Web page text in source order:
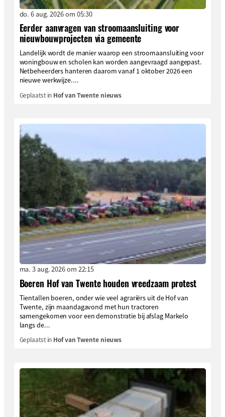
do. 6 aug. 2026 om 05:30
Eerder aanvragen van stroomaansluiting voor
nieuwbouwprojecten via gemeente
Landelijk wordt de manier waarop een stroomaansluiting voor
woningbouw en scholen kan worden aangevraagd aangepast.
Netbeheerders hanteren daarom vanaf 1 oktober 2026 een
nieuwe werkwijze....
Geplaatst in Hof van Twente nieuws
ma. 3 aug. 2026 om 22:15
Boeren Hof van Twente houden vreedzaam protest
Tientallen boeren, onder wie veel agrariërs uit de Hof van
Twente, zijn maandagavond met hun tractoren
samengekomen voor een demonstratie bij afslag Markelo
langs de...
Geplaatst in Hof van Twente nieuws